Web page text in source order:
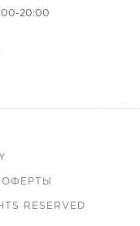
20:00
RESERVED